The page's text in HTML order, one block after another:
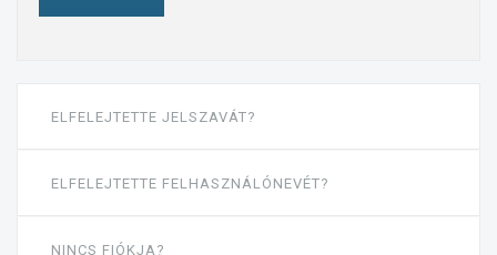
ELFELEJTETTE JELSZAVÁT?
ELFELEJTETTE FELHASZNÁLÓNEVÉT?
NINCS FIÓKJA?